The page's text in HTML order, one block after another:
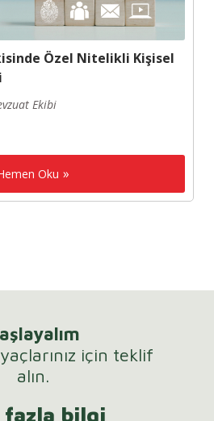
Özel Nitelikli Kişisel
Ekibi
Oku
için teklif
alın.
fazla bilgi